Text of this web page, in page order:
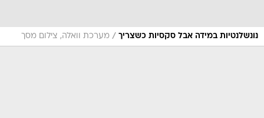
נונשלנטיות במידה אבל סקסיות כשצריך / מערכת וואלה, צילום מסך